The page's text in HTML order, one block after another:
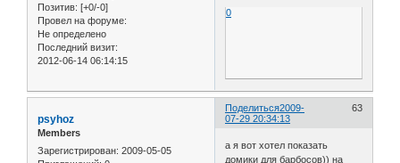
Позитив: [+0/-0]
Провел на форуме:
Не определено
Последний визит:
2012-06-14 06:14:15
0
Поделиться 63
2009-
07-29 20:34:13
psyhoz
Members
Зарегистрирован: 2009-05-05
а я вот хотел показать
домики для барбосов)) на